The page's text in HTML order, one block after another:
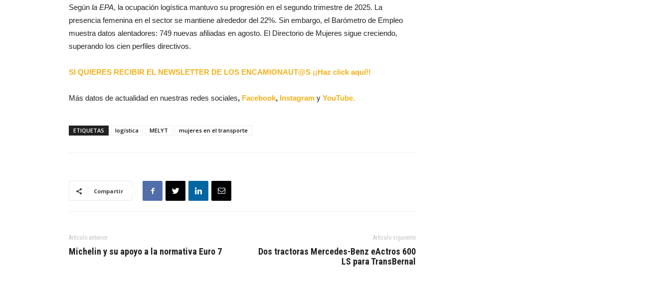
Según la EPA, la ocupación logística mantuvo su progresión en el segundo trimestre de 2025. La
presencia femenina en el sector se mantiene alrededor del 22%. Sin embargo, el Barómetro de Empleo
muestra datos alentadores: 749 nuevas afiliadas en agosto. El Directorio de Mujeres sigue creciendo,
superando los cien perfiles directivos.
SI QUIERES RECIBIR EL NEWSLETTER DE LOS ENCAMIONAUT@S ¡¡Haz click aquí!!
Más datos de actualidad en nuestras redes sociales, Facebook, Instagram y YouTube.
ETIQUETAS logística MELYT mujeres en el transporte
Compartir
Artículo anterior
Michelin y su apoyo a la normativa Euro 7
Artículo siguiente
Dos tractoras Mercedes-Benz eActros 600
LS para TransBernal